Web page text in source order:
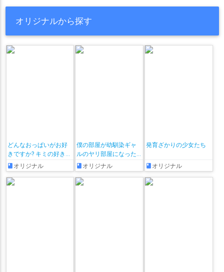
オリジナルから探す
どんなおっぱいがお好
きですか? キミの好きな
おっぱいがきっと見つ
かるアンソロジー
オリジナル
僕の部屋が幼馴染ギャ
ルのヤリ部屋になった
話 オリジナル
発育ざかりの少女たち
オリジナル